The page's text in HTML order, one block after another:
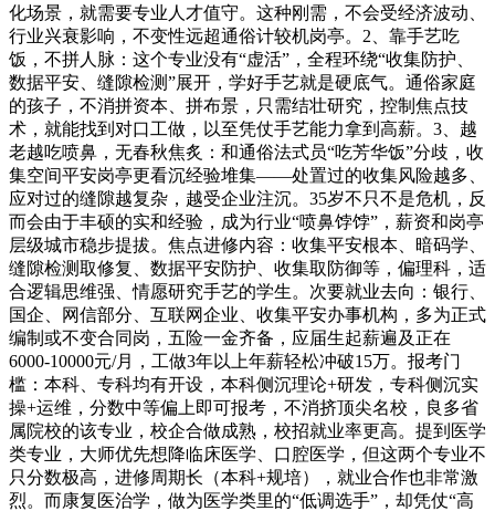
化场景，就需要专业人才值守。这种刚需，不会受经济波动、
行业兴衰影响，不变性远超通俗计较机岗亭。2、靠手艺吃
饭，不拼人脉：这个专业没有“虚活”，全程环绕“收集防护、
数据平安、缝隙检测”展开，学好手艺就是硬底气。通俗家庭
的孩子，不消拼资本、拼布景，只需结壮研究，控制焦点技
术，就能找到对口工做，以至凭仗手艺能力拿到高薪。3、越
老越吃喷鼻，无春秋焦炙：和通俗法式员“吃芳华饭”分歧，收
集空间平安岗亭更看沉经验堆集——处置过的收集风险越多、
应对过的缝隙越复杂，越受企业注沉。35岁不只不是危机，反
而会由于丰硕的实和经验，成为行业“喷鼻饽饽”，薪资和岗亭
层级城市稳步提拔。焦点进修内容：收集平安根本、暗码学、
缝隙检测取修复、数据平安防护、收集取防御等，偏理科，适
合逻辑思维强、情愿研究手艺的学生。次要就业去向：银行、
国企、网信部分、互联网企业、收集平安办事机构，多为正式
编制或不变合同岗，五险一金齐备，应届生起薪遍及正在
6000-10000元/月，工做3年以上年薪轻松冲破15万。报考门
槛：本科、专科均有开设，本科侧沉理论+研发，专科侧沉实
操+运维，分数中等偏上即可报考，不消挤顶尖名校，良多省
属院校的该专业，校企合做成熟，校招就业率更高。提到医学
类专业，大师优先想降临床医学、口腔医学，但这两个专业不
只分数极高，进修周期长（本科+规培），就业合作也非常激
烈。而康复医治学，做为医学类里的“低调选手”，却凭仗“高